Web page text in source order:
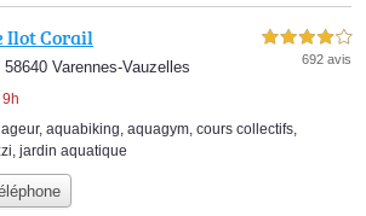
Ilot Corail
Varennes-Vauzelles
4,0 étoiles sur 5
692 avis
, aquabiking aquagym cours collectifs
jardin aquatique